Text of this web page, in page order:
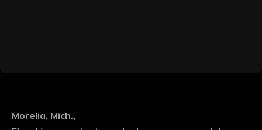
Morelia, Mich.,